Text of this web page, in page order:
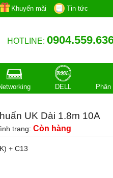
Khuyến mãi Tin tức
HOTLINE:
DELL
UK Dài 1.8m 10A
trạng: Còn hàng
+ C13